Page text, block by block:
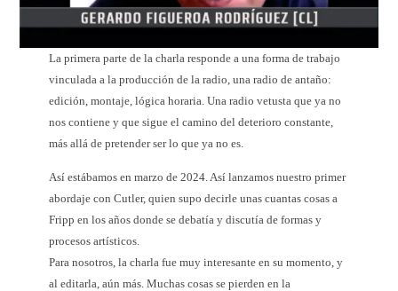
La primera parte de la charla responde a una forma de trabajo
vinculada a la producción de la radio, una radio de antaño:
edición, montaje, lógica horaria. Una radio vetusta que ya no
nos contiene y que sigue el camino del deterioro constante,
más allá de pretender ser lo que ya no es.
Así estábamos en marzo de 2024. Así lanzamos nuestro primer
abordaje con Cutler, quien supo decirle unas cuantas cosas a
Fripp en los años donde se debatía y discutía de formas y
procesos artísticos.
Para nosotros, la charla fue muy interesante en su momento, y
al editarla, aún más. Muchas cosas se pierden en la